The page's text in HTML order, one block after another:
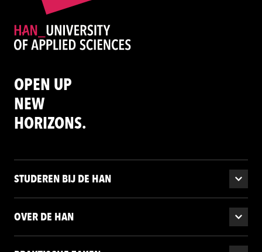
OPEN UP
NEW
HORIZONS.
STUDEREN BIJ DE HAN
OVER DE HAN